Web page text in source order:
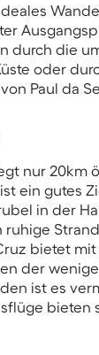
durch die
oder
Paul da
nur 20km
ein gutes
in der
ruhige
bietet mit
der
ist es
bieten